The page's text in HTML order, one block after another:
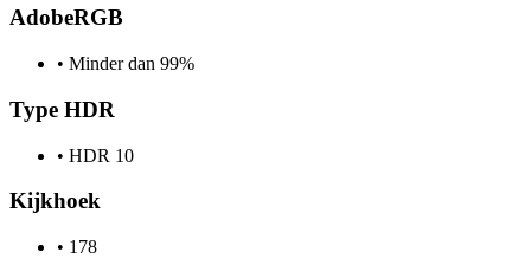
AdobeRGB
• Minder dan 99%
Type HDR
• HDR 10
Kijkhoek
• 178